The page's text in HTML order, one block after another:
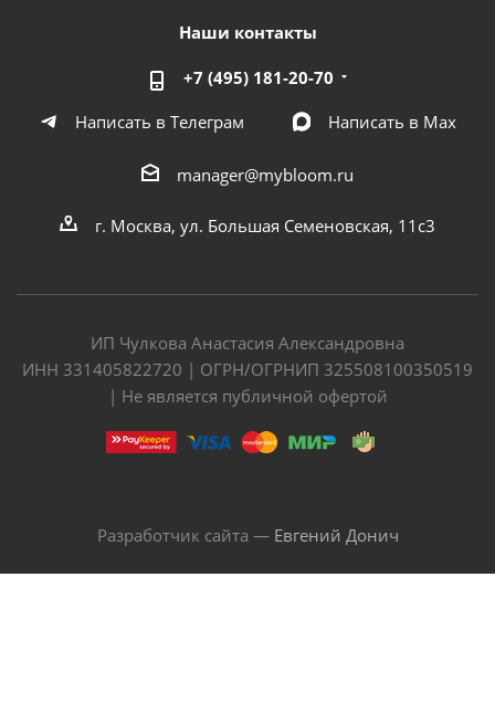
Наши контакты
+7 (495) 181-20-70
Написать в Телеграм
Написать в Мах
manager@mybloom.ru
г. Москва, ул. Большая Семеновская, 11с3
ИП Чулкова Анастасия Александровна
ИНН 331405822720 | ОГРН/ОГРНИП 325508100350519
| Не является публичной офертой
Разработчик сайта — Евгений Донич